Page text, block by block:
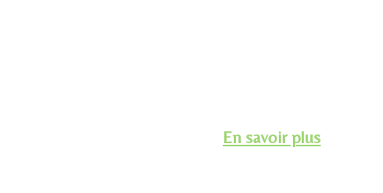
En savoir plus